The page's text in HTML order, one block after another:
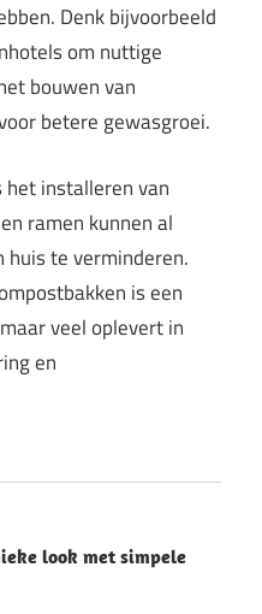
Denk bijvoorbeeld
om nuttige
bouwen van
betere gewasgroei.
het installeren van
ramen kunnen al
huis te verminderen.
is een
veel oplevert in
en
look met simpele